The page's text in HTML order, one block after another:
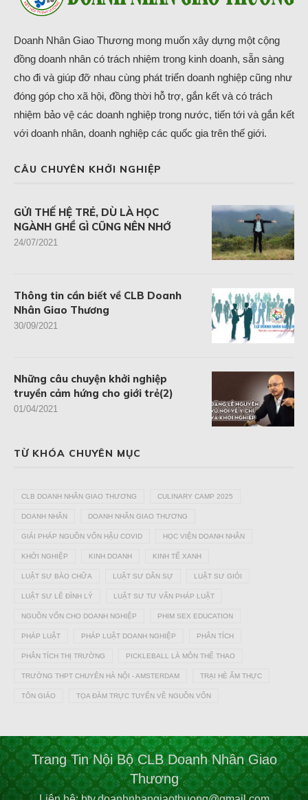
Doanh Nhân Giao Thương mong muốn xây dựng một cộng
đồng doanh nhân có trách nhiệm trong kinh doanh, sẵn sàng
cho đi và giúp đỡ nhau cùng phát triển doanh nghiệp cũng như
đóng góp cho xã hội, đồng thời hỗ trợ, gắn kết và có trách
nhiệm bảo vệ các doanh nghiệp trong nước, tiến tới và gắn kết
với doanh nhân, doanh nghiệp các quốc gia trên thế giới.
CÂU CHUYÊN KHỞI NGHIỆP
GỬI THẾ HỆ TRẺ, DÙ LÀ HỌC
NGÀNH GHỀ GÌ CŨNG NÊN NHỚ
24/07/2021
Thông tin cần biết về CLB Doanh
Nhân Giao Thương
30/09/2021
Những câu chuyện khởi nghiệp
truyền cảm hứng cho giới trẻ(2)
01/04/2021
TỪ KHÓA CHUYÊN MỤC
CLB DOANH NHÂN GIAO THƯƠNG CULINARY CAMP 2025
DOANH NHÂN DOANH NHÂN GIAO THƯƠNG
GIẢI PHÁP NGUỒN VỐN HẬU COVID HỌC VIỆN DOANH NHÂN
KHỞI NGHIỆP KINH DOANH KINH TẾ XANH
LUẬT SƯ BÀO CHỮA LUẬT SƯ DÂN SỰ LUẬT SƯ GIỎI
LUẬT SƯ LÊ ĐÌNH LÝ LUẬT SƯ TƯ VẤN PHÁP LUẬT
NGUỒN VỐN CHO DOANH NGHIỆP PHIM SEX EDUCATION
PHÁP LUẬT PHÁP LUẬT DOANH NGHIỆP PHÂN TÍCH
PHÂN TÍCH THỊ TRƯỜNG PICKLEBALL LÀ MÔN THỂ THAO
TRƯỜNG THPT CHUYÊN HÀ NỘI - AMSTERDAM TRẠI HÈ ẨM THỰC
TÔN GIÁO TỌA ĐÀM TRỰC TUYẾN VỀ NGUỒN VỐN
Trang Tin Nội Bộ CLB Doanh Nhân Giao
Thương